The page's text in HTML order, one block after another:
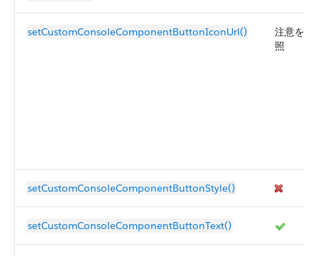
setCustomConsoleComponentButtonIconUrl()
注意を参
照
setCustomConsoleComponentButtonStyle()
setCustomConsoleComponentButtonText()